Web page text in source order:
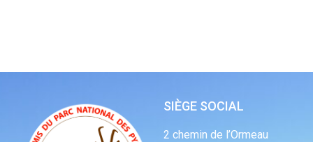
SIÈGE SOCIAL
2 chemin de l’Ormeau